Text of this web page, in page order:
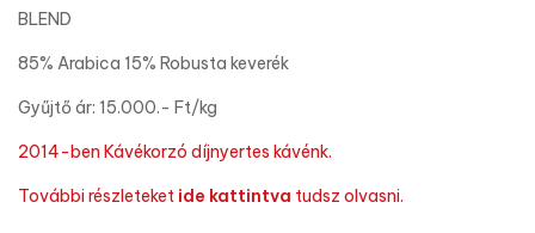
BLEND
85% Arabica 15% Robusta keverék
Gyűjtő ár: 15.000.- Ft/kg
2014-ben Kávékorzó díjnyertes kávénk.
További részleteket ide kattintva tudsz olvasni.